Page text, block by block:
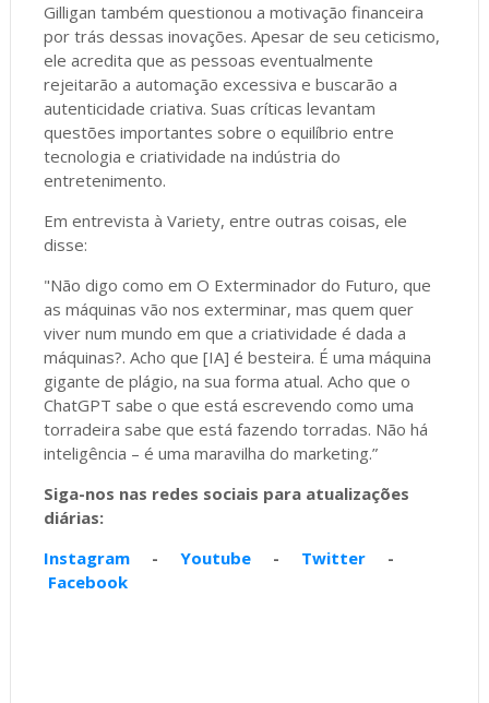
Gilligan também questionou a motivação financeira
por trás dessas inovações. Apesar de seu ceticismo,
ele acredita que as pessoas eventualmente
rejeitarão a automação excessiva e buscarão a
autenticidade criativa. Suas críticas levantam
questões importantes sobre o equilíbrio entre
tecnologia e criatividade na indústria do
entretenimento.
Em entrevista à Variety, entre outras coisas, ele
disse:
"Não digo como em O Exterminador do Futuro, que
as máquinas vão nos exterminar, mas quem quer
viver num mundo em que a criatividade é dada a
máquinas?. Acho que [IA] é besteira. É uma máquina
gigante de plágio, na sua forma atual. Acho que o
ChatGPT sabe o que está escrevendo como uma
torradeira sabe que está fazendo torradas. Não há
inteligência – é uma maravilha do marketing.”
Siga-nos nas redes sociais para atualizações
diárias:
Instagram
- Youtube - Twitter-
Facebook